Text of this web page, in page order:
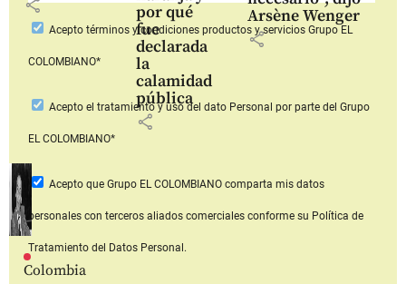
share
por qué
fue
declarada
la
calamidad
pública
share
Arsène Wenger
share
Colombia
Aceptotérminos y condiciones productos y serviciosGrupo EL
COLOMBIANO*
Acepto el tratamiento y uso del dato Personal por parte del Grupo
EL COLOMBIANO*
Acepto que Grupo EL COLOMBIANOcomparta mis datos
personales con terceros aliados comerciales conforme su Política de
Tratamiento del Datos Personal.